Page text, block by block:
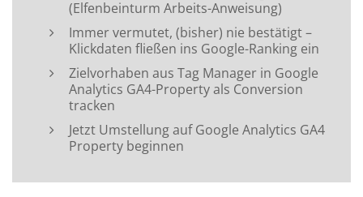
(Elfenbeinturm Arbeits-Anweisung)
Immer vermutet, (bisher) nie bestätigt –
Klickdaten fließen ins Google-Ranking ein
Zielvorhaben aus Tag Manager in Google
Analytics GA4-Property als Conversion
tracken
Jetzt Umstellung auf Google Analytics GA4
Property beginnen